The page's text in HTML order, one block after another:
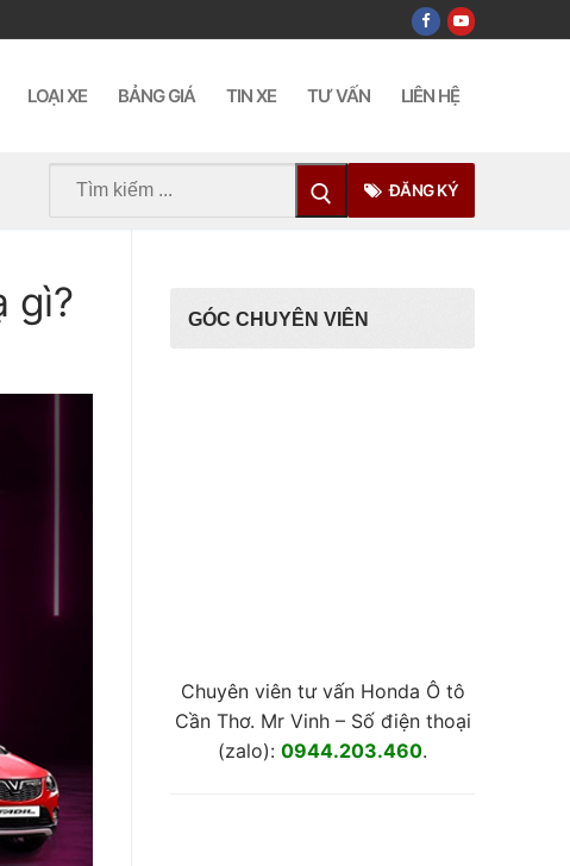
LOẠI XE BẢNG GIÁ TIN XE TƯ VẤN LIÊN HỆ
Tìm
ĐĂNG KÝ
gì? GÓC CHUYÊN VIÊN
Chuyên viên tư vấn Honda Ô tô
Cần Thơ. Mr Vinh – Số điện thoại
(zalo): 0944.203.460.